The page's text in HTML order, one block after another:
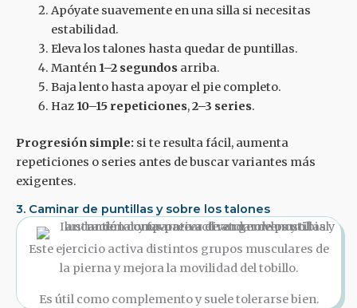
Apóyate suavemente en una silla si necesitas
estabilidad.
Eleva los talones hasta quedar de puntillas.
Mantén 1–2 segundosarriba.
Baja lento hasta apoyar el pie completo.
Haz 10–15 repeticiones,2–3 series.
Progresión simple: si te resulta fácil, aumenta
repeticiones o series antes de buscar variantes más
exigentes.
3. Caminar de puntillas y sobre los talones
Este ejercicio activa distintos grupos musculares de
la pierna y mejora la movilidad del tobillo.
Es útil como complemento y suele tolerarse bien.